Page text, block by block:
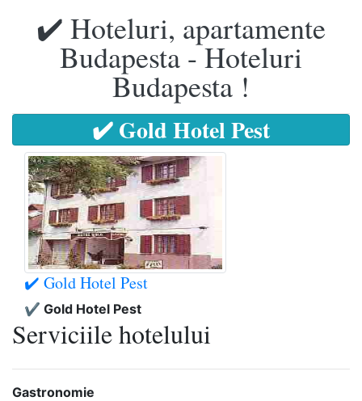
✔️ Hoteluri, apartamente
Budapesta - Hoteluri
Budapesta !
✔️ Gold Hotel Pest
✔️ Gold Hotel Pest
✔️ Gold Hotel Pest
Serviciile hotelului
Gastronomie